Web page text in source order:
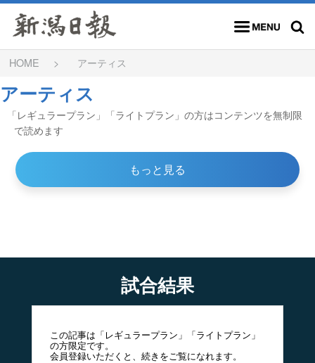
メニュー 検索
HOME アーティス
アーティス
「レギュラープラン」「ライトプラン」の方はコンテンツを無制限
で読めます
もっと見る
試合結果
この記事は「レギュラープラン」「ライトプラン」
の方限定です。
会員登録いただくと、続きをご覧になれます。